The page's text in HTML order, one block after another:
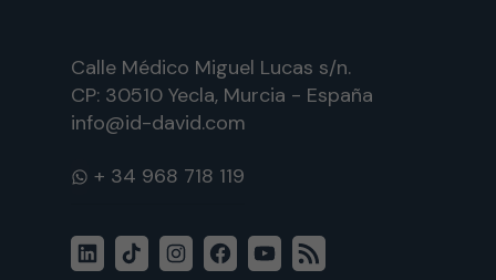
Calle Médico Miguel Lucas s/n.
CP: 30510 Yecla, Murcia - España
info@id-david.com
WhatsApp
LinkedInTikTokInstagram
FacebookYouTube
Flux
RSS